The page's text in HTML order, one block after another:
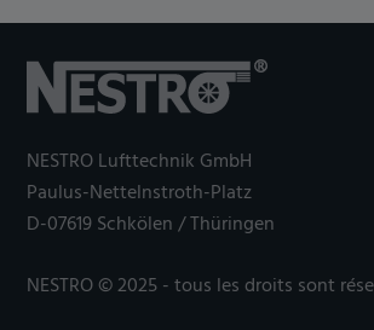
NESTRO Lufttechnik GmbH
Paulus-Nettelnstroth-Platz
D-07619 Schkölen / Thüringen
NESTRO © 2025 - tous les droits sont